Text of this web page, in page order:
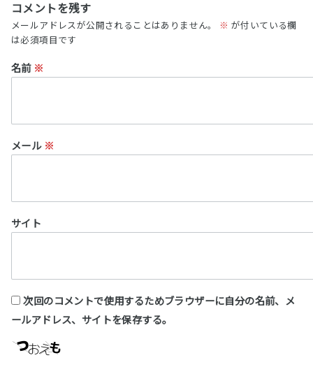
コメントを残す
メールアドレスが公開されることはありません。 ※ が付いている欄
は必須項目です
名前 ※
メール ※
サイト
次回のコメントで使用するためブラウザーに自分の名前、メ
ールアドレス、サイトを保存する。